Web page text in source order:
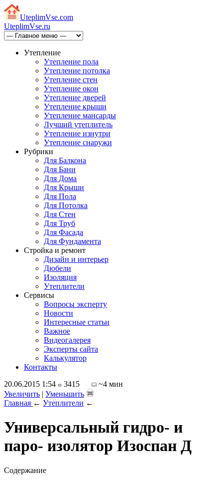
UteplimVse.com
UteplimVse.ru
Утепление
Утепление пола
Утепление потолка
Утепление стен
Утепление окон
Утепление дверей
Утепление крыши
Утепление мансарды
Лучший утеплитель
Утепление изнутри
Утепление снаружи
Рубрики
Для Балкона
Для Бани
Для Дома
Для Крыши
Для Пола
Для Потолка
Для Стен
Для Труб
Для Фасада
Для Фундамента
Стройка и ремонт
Дизайн и интерьер
Дюбели
Изоляция
Утеплители
Сервисы
Вопросы эксперту
Новости
Интересные статьи
Важное
Видеогалерея
Эксперты сайта
Калькулятор
Контакты
20.06.2015 1:54
3415
~4 мин
Увеличить | Уменьшить
Главная ← Утеплители ←
Универсальный гидро- и
паро- изолятор Изоспан Д
Содержание